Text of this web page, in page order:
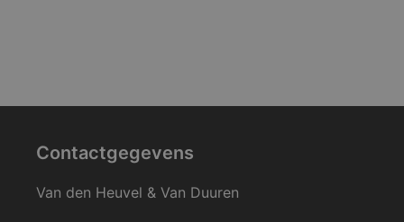
Contactgegevens
Van den Heuvel & Van Duuren